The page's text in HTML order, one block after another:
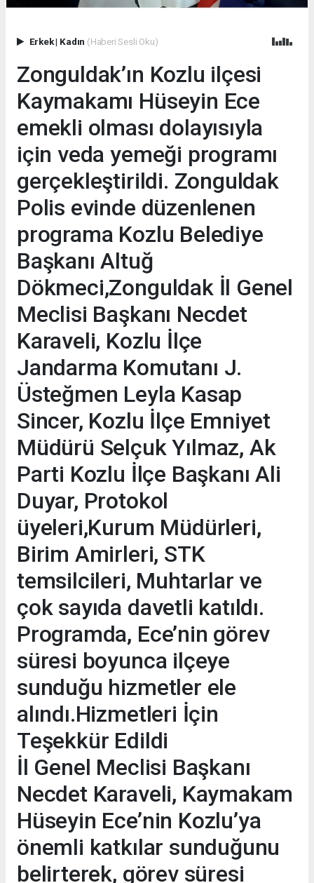
Erkek| Kadın (Haberi Sesli Oku)
Zonguldak’ın Kozlu ilçesi
Kaymakamı Hüseyin Ece
emekli olması dolayısıyla
için veda yemeği programı
gerçekleştirildi. Zonguldak
Polis evinde düzenlenen
programa Kozlu Belediye
Başkanı Altuğ
Dökmeci,Zonguldak İl Genel
Meclisi Başkanı Necdet
Karaveli, Kozlu İlçe
Jandarma Komutanı J.
Üsteğmen Leyla Kasap
Sincer, Kozlu İlçe Emniyet
Müdürü Selçuk Yılmaz, Ak
Parti Kozlu İlçe Başkanı Ali
Duyar, Protokol
üyeleri,Kurum Müdürleri,
Birim Amirleri, STK
temsilcileri, Muhtarlar ve
çok sayıda davetli katıldı.
Programda, Ece’nin görev
süresi boyunca ilçeye
sunduğu hizmetler ele
alındı.Hizmetleri İçin
Teşekkür Edildi
İl Genel Meclisi Başkanı
Necdet Karaveli, Kaymakam
Hüseyin Ece’nin Kozlu’ya
önemli katkılar sunduğunu
belirterek, görev süresi